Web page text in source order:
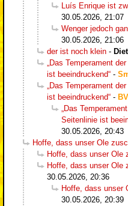
Luís Enrique ist
30.05.2026, 21:07
Wenger jedoch
30.05.2026, 21:06
der ist noch klein -
„Das Temperament
ist beeindruckend“ -
„Das Temperament
ist beeindruckend“ -
„Das
Seitenlinie ist
30.05.2026, 20:43
Hoffe, dass unser Ole
Hoffe, dass unser Ole
Hoffe, dass unser Ole
30.05.2026, 20:36
Hoffe, dass unser
30.05.2026, 20:39